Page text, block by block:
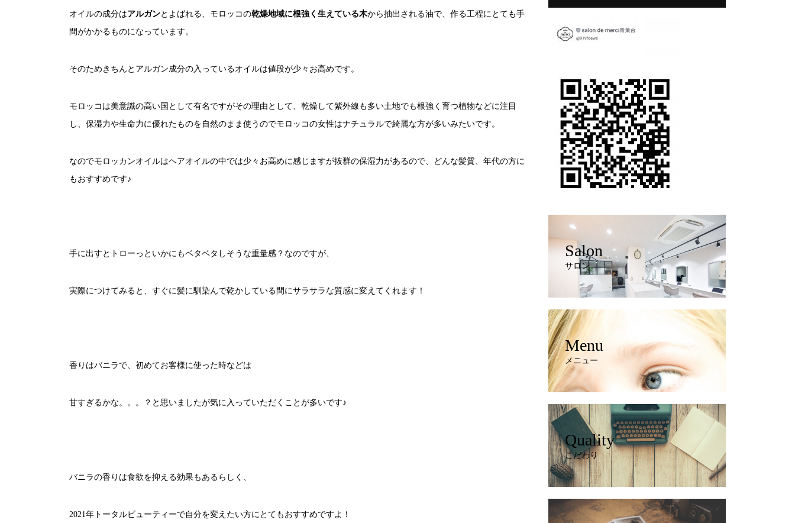
オイルの成分はアルガンとよばれる、モロッコの乾燥地域に根強く生えている木から抽出される油で、作る工程にとても手
間がかかるものになっています。
そのためきちんとアルガン成分の入っているオイルは値段が少々お高めです。
モロッコは美意識の高い国として有名ですがその理由として、乾燥して紫外線も多い土地でも根強く育つ植物などに注目
し、保湿力や生命力に優れたものを自然のまま使うのでモロッコの女性はナチュラルで綺麗な方が多いみたいです。
なのでモロッカンオイルはヘアオイルの中では少々お高めに感じますが抜群の保湿力があるので、どんな髪質、年代の方に
もおすすめです♪
手に出すとトローっといかにもベタベタしそうな重量感？なのですが、
実際につけてみると、すぐに髪に馴染んで乾かしている間にサラサラな質感に変えてくれます！
香りはバニラで、初めてお客様に使った時などは
甘すぎるかな。。。？と思いましたが気に入っていただくことが多いです♪
バニラの香りは食欲を抑える効果もあるらしく、
2021年トータルビューティーで自分を変えたい方にとてもおすすめですよ！
Salon
サロン
Menu
メニュー
Quality
こだわり